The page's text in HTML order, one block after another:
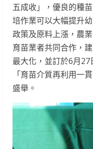
五成收」，優良的種
培作業可以大幅提升
政策及原料上漲，農
育苗業者共同合作，
最大化，並訂於6月
「育苗介質再利用一
盛舉。